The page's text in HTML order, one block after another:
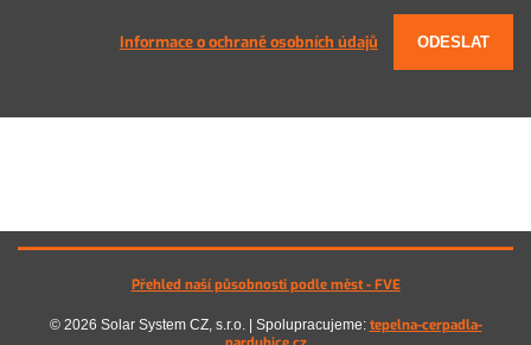
Informace o ochraně osobních údajů ODESLAT
Přehled naší působnosti podle měst - FVE
© 2026 Solar System CZ, s.r.o. | Spolupracujeme: tepelna-cerpadla-